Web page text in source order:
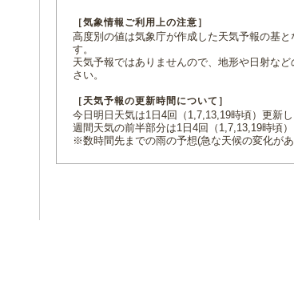
［気象情報ご利用上の注意］
高度別の値は気象庁が作成した天気予報の基
す。
天気予報ではありませんので、地形や日射な
さい。
［天気予報の更新時間について］
今日明日天気は1日4回（1,7,13,19時頃）更新し
週間天気の前半部分は1日4回（1,7,13,19時頃
※数時間先までの雨の予想(急な天候の変化が